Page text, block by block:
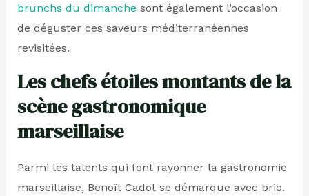
brunchs du dimanche sont également l’occasion
de déguster ces saveurs méditerranéennes
revisitées.
Les chefs étoiles montants de la
scène gastronomique
marseillaise
Parmi les talents qui font rayonner la gastronomie
marseillaise, Benoît Cadot se démarque avec brio.